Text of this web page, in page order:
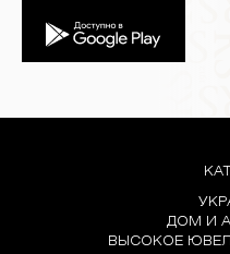
ДОМ И
ВЫСОКОЕ